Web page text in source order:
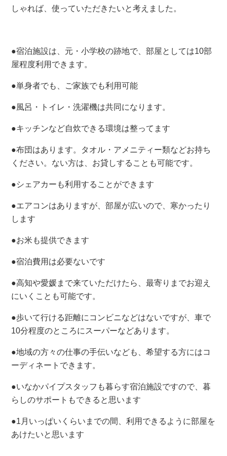
しゃれば、使っていただきたいと考えました。
●宿泊施設は、元・小学校の跡地で、部屋としては10部
屋程度利用できます。
●単身者でも、ご家族でも利用可能
●風呂・トイレ・洗濯機は共同になります。
●キッチンなど自炊できる環境は整ってます
●布団はあります。タオル・アメニティー類などお持ち
ください。ない方は、お貸しすることも可能です。
●シェアカーも利用することができます
●エアコンはありますが、部屋が広いので、寒かったり
します
●お米も提供できます
●宿泊費用は必要ないです
●高知や愛媛まで来ていただけたら、最寄りまでお迎え
にいくことも可能です。
●歩いて行ける距離にコンビニなどはないですが、車で
10分程度のところにスーパーなどあります。
●地域の方々の仕事の手伝いなども、希望する方にはコ
ーディネートできます。
●いなかパイプスタッフも暮らす宿泊施設ですので、暮
らしのサポートもできると思います
●1月いっぱいくらいまでの間、利用できるように部屋を
あけたいと思います